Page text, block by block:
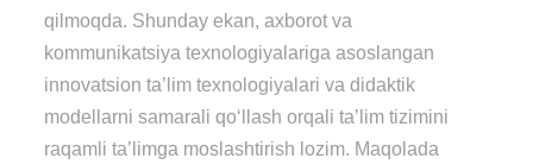
qilmoqda. Shunday ekan, axborot va
kommunikatsiya texnologiyalariga asoslangan
innovatsion ta’lim texnologiyalari va didaktik
modellarni samarali qo‘llash orqali ta’lim tizimini
raqamli ta’limga moslashtirish lozim. Maqolada